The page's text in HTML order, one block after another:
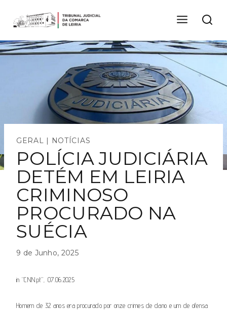
content
GERAL | NOTÍCIAS
POLÍCIA JUDICIÁRIA
DETÉM EM LEIRIA
CRIMINOSO
PROCURADO NA
SUÉCIA
9 de Junho, 2025
in “CNN.pt”, 07.06.2025
Homem de 32 anos era procurado por onze crimes de dano e um de ofensa